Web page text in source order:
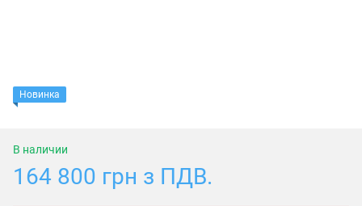
Новинка
В наличии
164 800 грн з ПДВ.